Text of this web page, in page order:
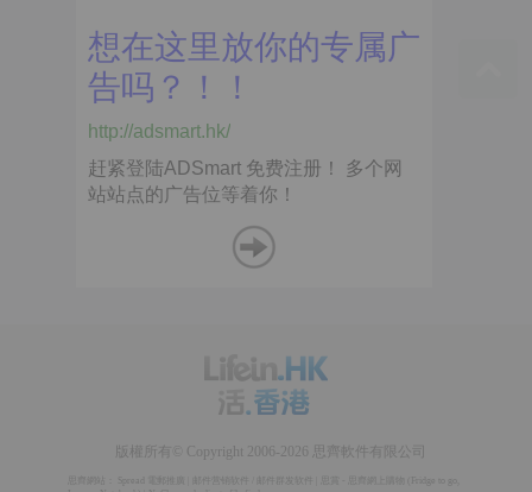
版權所有© Copyright 2006-2026 思齊軟件有限公司
Spread 電郵推廣